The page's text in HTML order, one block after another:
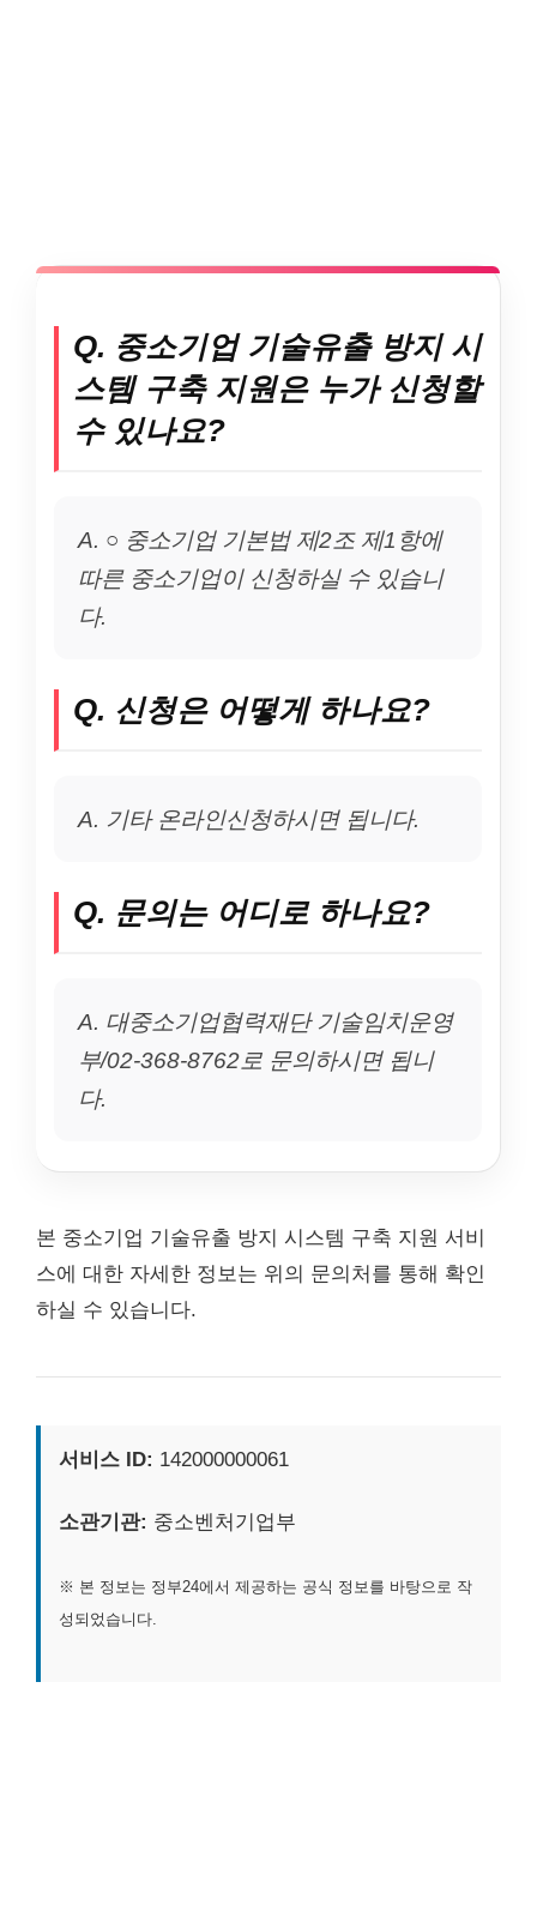
Q. 중소기업 기술유출 방지 시
스템 구축 지원은 누가 신청할
수 있나요?
A. ○ 중소기업 기본법 제2조 제1항에
따른 중소기업이 신청하실 수 있습니
다.
Q. 신청은 어떻게 하나요?
A. 기타 온라인신청하시면 됩니다.
Q. 문의는 어디로 하나요?
A. 대중소기업협력재단 기술임치운영
부/02-368-8762로 문의하시면 됩니
다.
본 중소기업 기술유출 방지 시스템 구축 지원 서비
스에 대한 자세한 정보는 위의 문의처를 통해 확인
하실 수 있습니다.
서비스 ID: 142000000061
소관기관: 중소벤처기업부
※ 본 정보는 정부24에서 제공하는 공식 정보를 바탕으로 작
성되었습니다.